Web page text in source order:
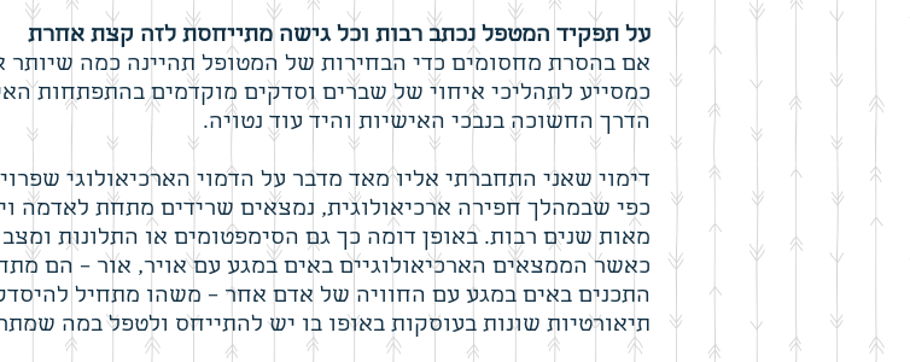
על תפקיד המטפל נכתב רבות וכל גישה מתייחסת לזה קצת אחרת
אם בהסרת מחסומים כדי הבחירות של המטופל תהיינה כמה שיותר
כמסייע לתהליכי איחוי של שברים וסדקים מוקדמים בהתפתחות
הדרך החשוכה בנבכי האישיות והיד עוד נטויה.
דימוי שאני התחברתי אליו מאד מדבר על הדמוי הארכיאולוגי
כפי שבמהלך חפירה ארכיאולוגית, נמצאים שרידים מתחת לאדמה
מאות שנים רבות. באופן דומה כך גם הסימפטומים או התלונות
כאשר הממצאים הארכיאולוגיים באים במגע עם אויר, אור – הם
התכנים באים במגע עם החוויה של אדם אחר – משהו מתחיל
תיאורטיות שונות בעוסקות באופו בו יש להתייחס ולטפל במה